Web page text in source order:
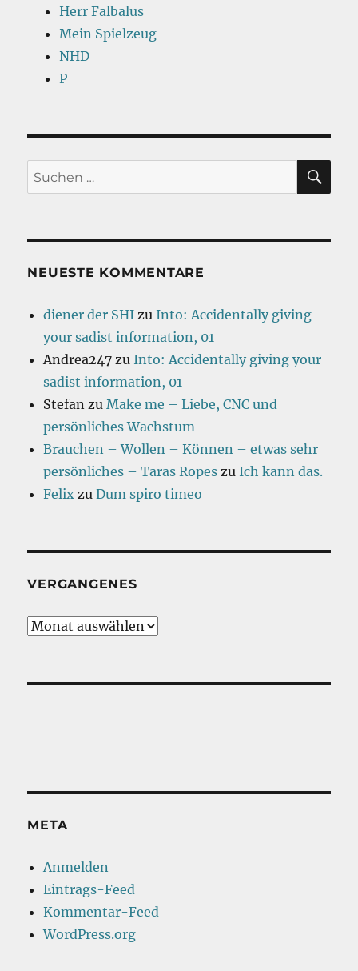
Herr Falbalus
Mein Spielzeug
NHD
P
Suchen
nach:
NEUESTE KOMMENTARE
diener der SHI zuInto: Accidentally giving
your sadist information, 01
Andrea247 zuInto: Accidentally giving your
sadist information, 01
Stefan zuMake me – Liebe, CNC und
persönliches Wachstum
Brauchen – Wollen – Können – etwas sehr
persönliches – Taras Ropes zuIch kann das.
Felix zuDum spiro timeo
VERGANGENES
Vergangenes
META
Anmelden
Eintrags-Feed
Kommentar-Feed
WordPress.org